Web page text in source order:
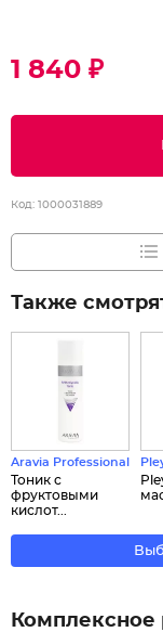
1 840 ₽
Код: 1000031889
Также
Aravia Professional
Тоник с
фруктовыми
кислот...